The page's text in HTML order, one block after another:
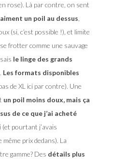
rose). Là par contre, on sent
un poil au dessus
(si, c’est possible !), et limite
frotter comme une sauvage
le linge des grands
Les formats disponibles
de XL ici par contre). Une
un poil moins doux, mais ça
de ce que j’ai acheté
(et pourtant j’avais
prix dedans). La
gamme? Des détails plus